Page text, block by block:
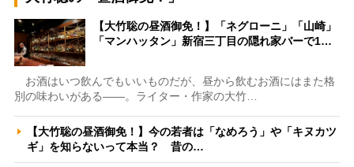
【大竹聡の昼酒御免！】「ネグローニ」「山崎」
「マンハッタン」新宿三丁目の隠れ家バーで1…
お酒はいつ飲んでもいいものだが、昼から飲むお酒にはまた格
別の味わいがある――。ライター・作家の大竹…
【大竹聡の昼酒御免！】今の若者は「なめろう」や「キヌカツ
ギ」を知らないって本当？ 昔の…